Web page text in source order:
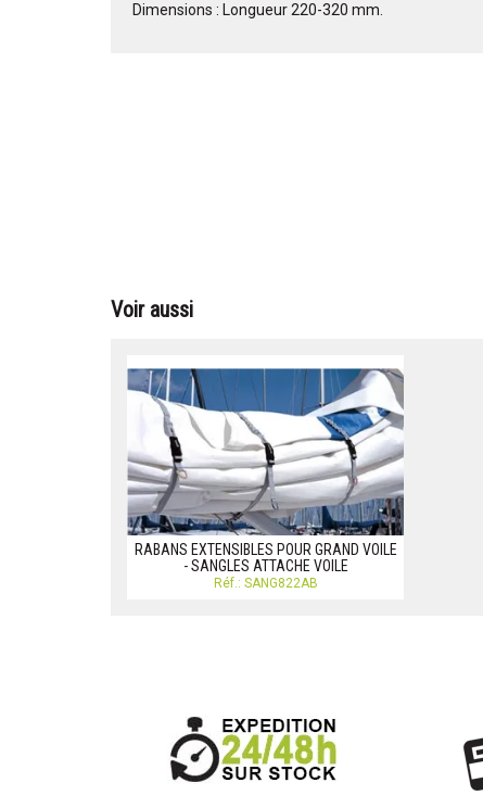
Dimensions : Longueur 220-320 mm.
Voir aussi
RABANS EXTENSIBLES POUR GRAND VOILE
- SANGLES ATTACHE VOILE
Réf.: SANG822AB